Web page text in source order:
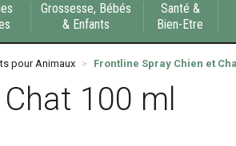
Grossesse, Bébés
& Enfants
Santé &
Bien-Etre
pour Animaux Frontline Spray Chien et
100 ml